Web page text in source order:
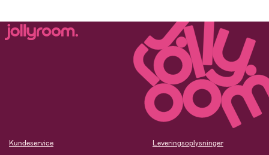
Kundeservice
Leveringsoplysninger